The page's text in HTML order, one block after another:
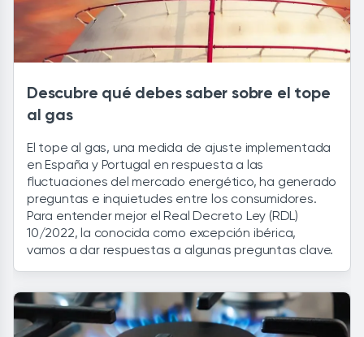
Descubre qué debes saber sobre el tope
al gas
El tope al gas, una medida de ajuste implementada
en España y Portugal en respuesta a las
fluctuaciones del mercado energético, ha generado
preguntas e inquietudes entre los consumidores.
Para entender mejor el Real Decreto Ley (RDL)
10/2022, la conocida como excepción ibérica,
vamos a dar respuestas a algunas preguntas clave.